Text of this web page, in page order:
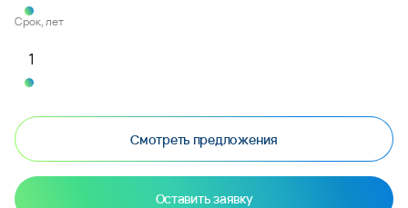
Срок, лет
Смотреть предложения
Оставить заявку